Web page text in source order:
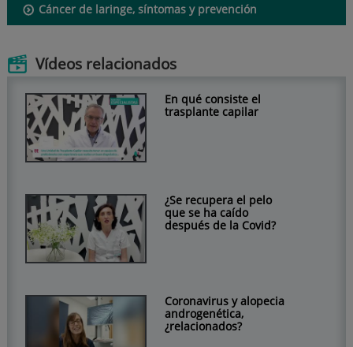
Cáncer de laringe, síntomas y prevención
Vídeos relacionados
En qué consiste el
trasplante capilar
¿Se recupera el pelo
que se ha caído
después de la Covid?
Coronavirus y alopecia
androgenética,
¿relacionados?